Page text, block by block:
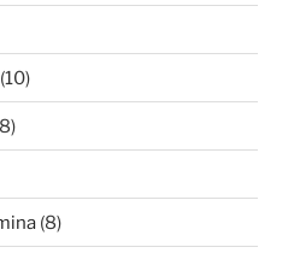
(10)
(8)